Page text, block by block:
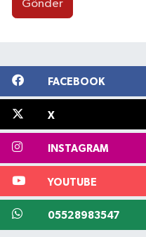
Gönder
FACEBOOK
X
INSTAGRAM
YOUTUBE
05528983547